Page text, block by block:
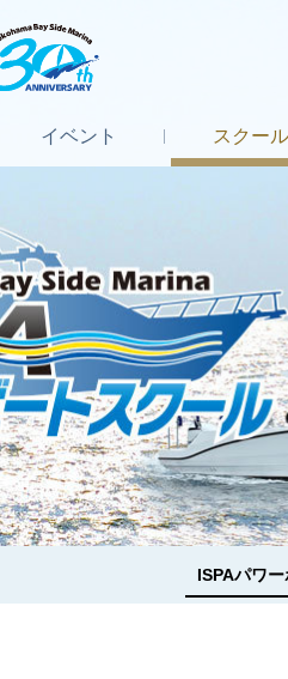
イベント スクール
ISPAパワ